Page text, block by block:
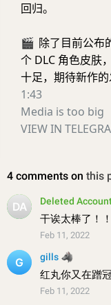
回归。
🎬 除了目前公布
个 DLC 角色皮肤
十足，期待新作的
1:43
Media is too big
VIEW IN